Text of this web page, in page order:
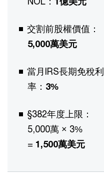
交割前股權價值：
5,000萬美元
當月IRS長期免稅利
率： 3%
§382年度上限：
5,000萬 × 3%
= 1,500萬美元